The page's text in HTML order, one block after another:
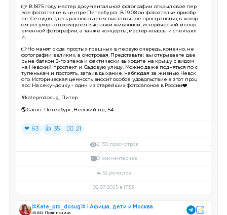
👉 В 1875 году мастер документальной фотографии открыл свое пер
вое фотоателье в центре Петербурга. В 1908 он фотоателье приобр
ел. Сегодня здесь располагается выставочное пространство, в котор
ом регулярно проводятся выставки живописи, исторической и совр
еменной фотографии, а также концерты, мастер-классы и спектакл
и.
👉Но манят сюда простых грешных в первую очередь, конечно, не
фотографии великих, а смотровая. Представьте: вы открываете две
рь на балкон 5-го этажа и фактически выходите на крышу с видом
на Невский проспект и Садовую улицу. Можно даже подняться по с
тупенькам и постоять, затаив дыхание, наблюдая за жизнью Невск
ого. Историческая ценность вносит особое удовольствие в этот проц
есс. На секундочку - один из старейших фотосалонов в России❤️
#kateprodosug_Питер
🌎Санкт-Петербург, Невский пр., 54
❤ 63 👍 35 ❤‍🔥 21
2 150 просмотров
0 комментариев
59 репостов
02.07.2025 в 17:53
🎏Kate_pro_dosug🎏 I Афиша, дети и Москва
46 644 Подписчика